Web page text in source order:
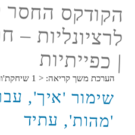
לרציונליות
–
עמדה,
בקרה
הקודקס החסר
לרציונליות
| כפייתיות
הערכת משך קריאה: < 1
שימור 'איך',
'מהות', עתיד